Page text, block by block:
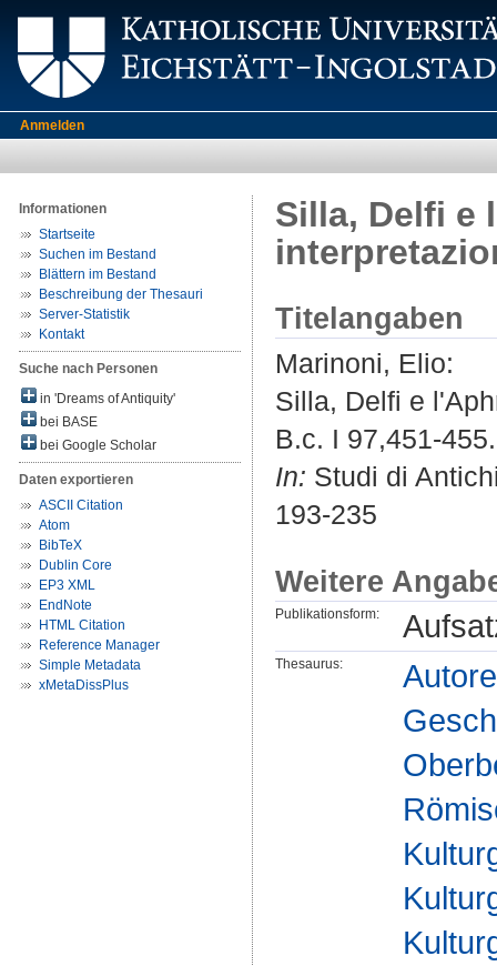
Anmelden
Informationen
Startseite
Suchen im Bestand
Blättern im Bestand
Beschreibung der Thesauri
Server-Statistik
Kontakt
Suche nach Personen
in 'Dreams of Antiquity'
bei BASE
bei Google Scholar
Daten exportieren
ASCII Citation
Atom
BibTeX
Dublin Core
EP3 XML
EndNote
HTML Citation
Reference Manager
Simple Metadata
xMetaDissPlus
Silla, Delfi e
Titelangaben
Marinoni, Elio:
Silla, Delfi e
B.c. I 97,451-455.
In: Studi di
193-235
Weitere
Publikationsform:
Thesaurus: